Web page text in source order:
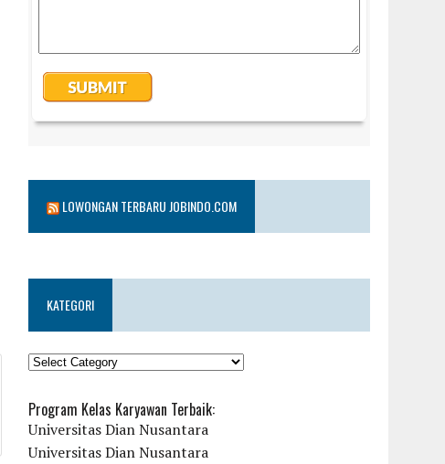
LOWONGAN TERBARU JOBINDO.COM
KATEGORI
KATEGORI
Program Kelas Karyawan Terbaik:
Universitas Dian Nusantara
Universitas Dian Nusantara